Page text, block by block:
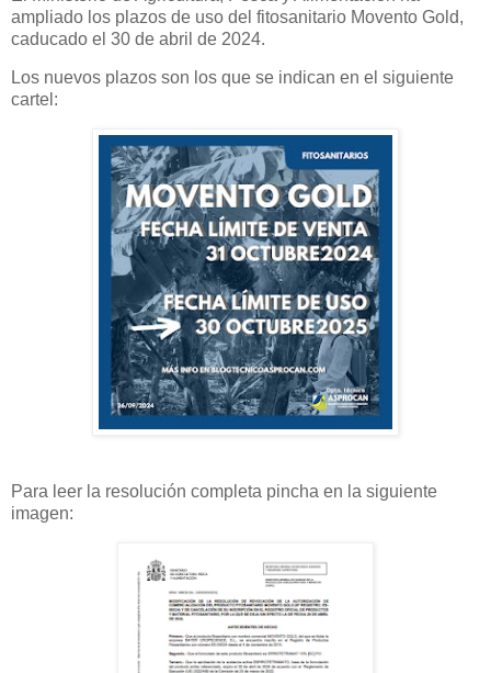
ampliado los plazos de uso del fitosanitario Movento Gold,
caducado el 30 de abril de 2024.
Los nuevos plazos son los que se indican en el siguiente
cartel:
Para leer la resolución completa pincha en la siguiente
imagen: